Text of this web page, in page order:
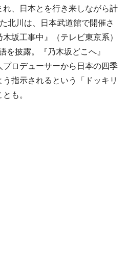
、日本とを行き来しながら計
北川は、日本武道館で開催さ
坂工事中』（テレビ東京系）
を披露。『乃木坂どこへ』
プロデューサーから日本の四季
指示されるという「ドッキリ
も。